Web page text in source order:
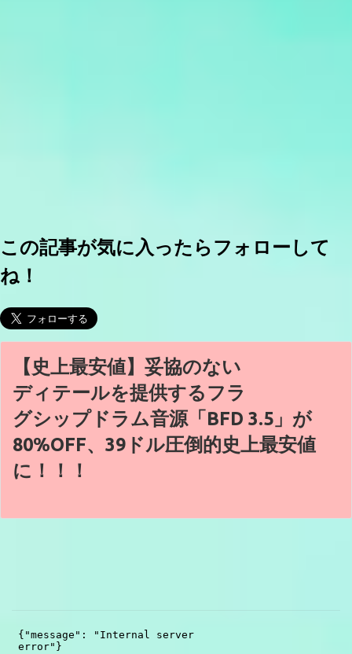
この記事が気に入ったらフォローして
ね！
【史上最安値】妥協のない
ディテールを提供するフラ
グシップドラム音源「BFD 3.5」が
80%OFF、39ドル圧倒的史上最安値
に！！！